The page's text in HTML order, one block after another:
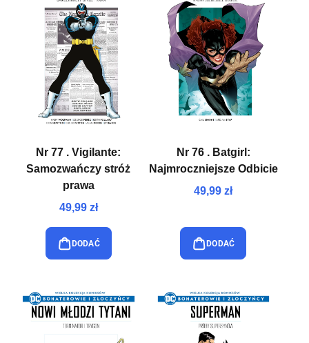
Nr 77 . Vigilante:
Samozwańczy stróż
prawa
49,99 zł
DODAĆ
Nr 76 . Batgirl:
Najmroczniejsze Odbicie
49,99 zł
DODAĆ